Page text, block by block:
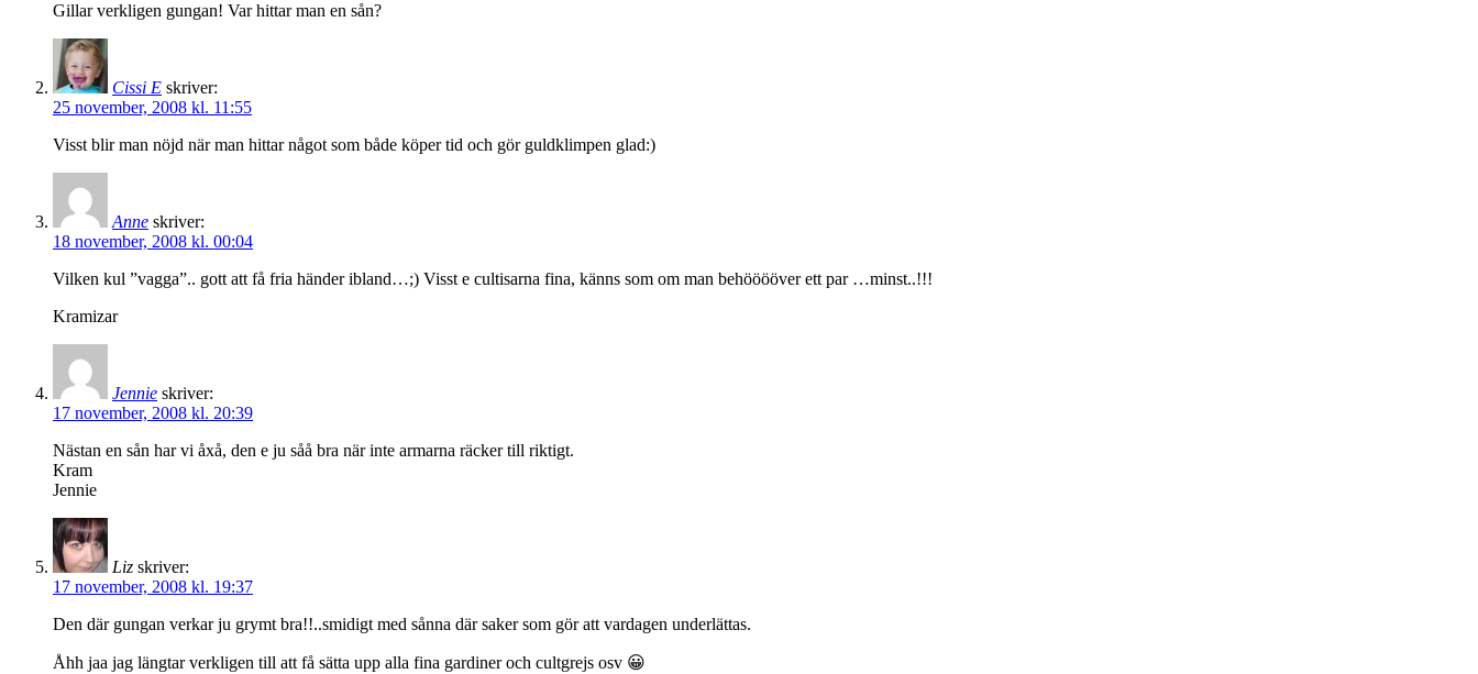
Gillar verkligen gungan! Var hittar man en sån?
Cissi E skriver:
25 november, 2008 kl. 11:55
Visst blir man nöjd när man hittar något som både köper tid och gör guldklimpen glad:)
Anne skriver:
18 november, 2008 kl. 00:04
Vilken kul ”vagga”.. gott att få fria händer ibland…;) Visst e cultisarna fina, känns som om man behööööver ett par …minst..!!!
Kramizar
Jennie skriver:
17 november, 2008 kl. 20:39
Nästan en sån har vi åxå, den e ju såå bra när inte armarna räcker till riktigt.
Kram
Jennie
Liz skriver:
17 november, 2008 kl. 19:37
Den där gungan verkar ju grymt bra!!..smidigt med sånna där saker som gör att vardagen underlättas.
Åhh jaa jag längtar verkligen till att få sätta upp alla fina gardiner och cultgrejs osv 😀